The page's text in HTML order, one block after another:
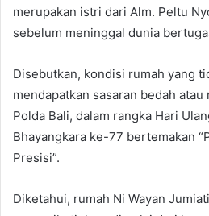
merupakan istri dari Alm. Peltu
sebelum meninggal dunia
Disebutkan, kondisi rumah yang
mendapatkan sasaran bedah
Polda Bali, dalam rangka Hari
Bhayangkara ke-77 bertemakan
Presisi”.
Diketahui, rumah Ni Wayan